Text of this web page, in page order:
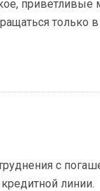
только в
с
линии.